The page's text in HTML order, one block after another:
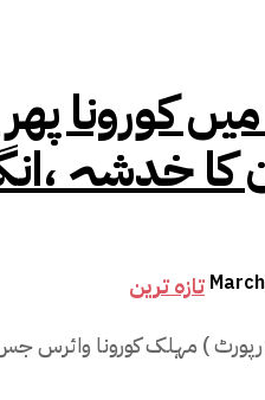
کورونا
کا خدشہ
تازہ ترین
رپورٹ ) مہلک کورونا وائرس